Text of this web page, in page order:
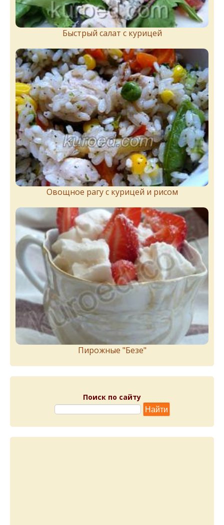
Быстрый салат с курицей
Овощное рагу с курицей и рисом
Пирожныe "Бeзe"
Поиск по сайту